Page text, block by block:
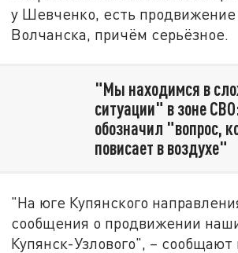
у Шевченко, есть продвижение
Волчанска, причём серьёзное.
"Мы находимся в
ситуации" в зоне
обозначил "вопрос,
повисает в воздухе"
"На юге Купянского
сообщения о продвижении
Купянск-Узлового", –